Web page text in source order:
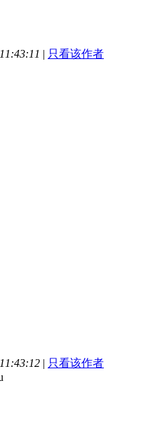
| 只看该作者
| 只看该作者